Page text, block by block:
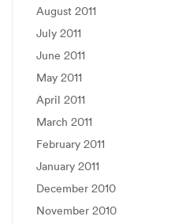
August 2011
July 2011
June 2011
May 2011
April 2011
March 2011
February 2011
January 2011
December 2010
November 2010